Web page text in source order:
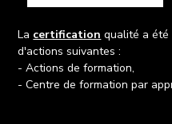
La certification qualité a été
d'actions suivantes :
- Actions de formation,
- Centre de formation par